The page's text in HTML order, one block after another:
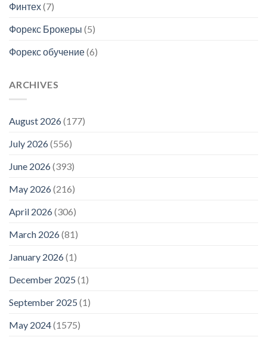
Финтех(7)
Форекс Брокеры (5)
Форекс обучение(6)
ARCHIVES
August 2026(177)
July 2026(556)
June 2026(393)
May 2026(216)
April 2026(306)
March 2026(81)
January 2026(1)
December 2025 (1)
September 2025 (1)
May 2024(1575)